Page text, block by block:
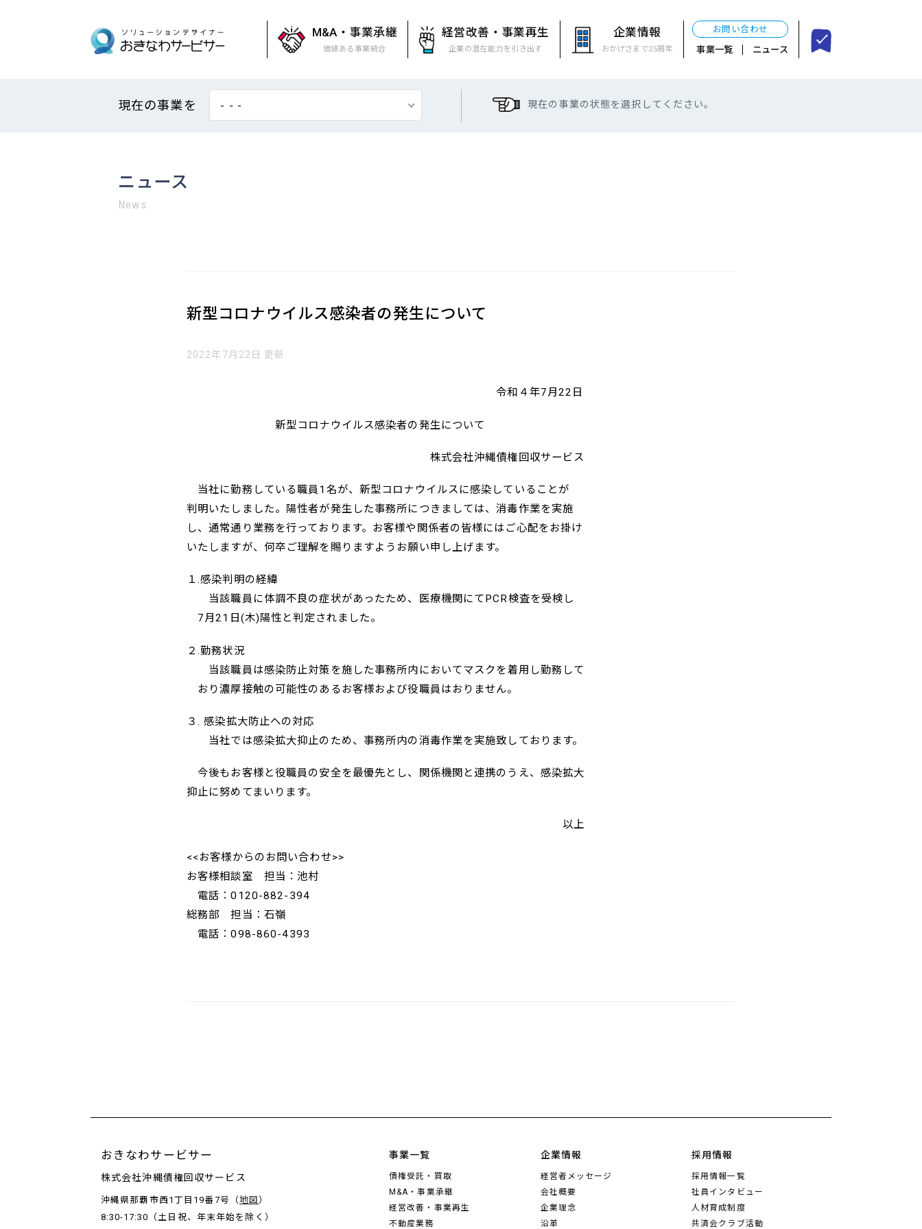
M&A・事業承継
価値ある事業統合
経営改善・事業再生
企業の潜在能力を引き出す
企業情報
おかげさまで25周年 事業一覧 ニュース
お問い合わせ
現在の事業を - - - 現在の事業の状態を選択してください。
ニュース
News
新型コロナウイルス感染者の発生について
2022年7月22日 更新
令和４年7月22日
新型コロナウイルス感染者の発生について
株式会社沖縄債権回収サービス
当社に勤務している職員1名が、新型コロナウイルスに感染していることが
判明いたしました。陽性者が発生した事務所につきましては、消毒作業を実施
し、通常通り業務を行っております。お客様や関係者の皆様にはご心配をお掛け
いたしますが、何卒ご理解を賜りますようお願い申し上げます。
１.感染判明の経緯
当該職員に体調不良の症状があったため、医療機関にてPCR検査を受検し
7月21日(木)陽性と判定されました。
２.勤務状況
当該職員は感染防止対策を施した事務所内においてマスクを着用し勤務して
おり濃厚接触の可能性のあるお客様および役職員はおりません。
３. 感染拡大防止への対応
当社では感染拡大抑止のため、事務所内の消毒作業を実施致しております。
今後もお客様と役職員の安全を最優先とし、関係機関と連携のうえ、感染拡大
抑止に努めてまいります。
以上
<<お客様からのお問い合わせ>>
お客様相談室 担当：池村
電話：0120-882-394
総務部 担当：石嶺
電話：098-860-4393
おきなわサービサー
株式会社沖縄債権回収サービス
沖縄県那覇市西1丁目19番7号（地図 ）
8:30-17:30（土日祝、年末年始を除く）
事業一覧
債権受託・買取
M&A・事業承継
経営改善・事業再生
不動産業務
企業情報
経営者メッセージ
会社概要
企業理念
沿革
採用情報
採用情報一覧
社員インタビュー
人材育成制度
共済会クラブ活動